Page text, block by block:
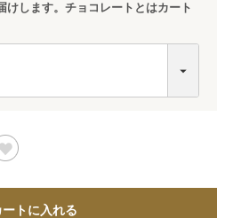
けします。チョコレートとはカート
ートに入れる